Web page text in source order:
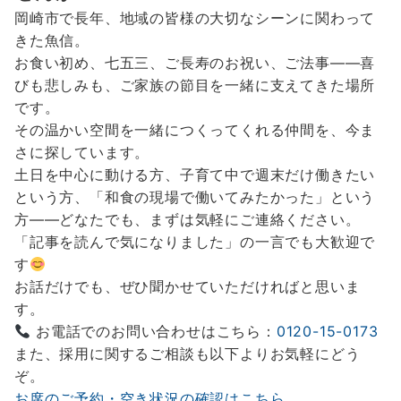
岡崎市で長年、地域の皆様の大切なシーンに関わって
きた魚信。
お食い初め、七五三、ご長寿のお祝い、ご法事——喜
びも悲しみも、ご家族の節目を一緒に支えてきた場所
です。
その温かい空間を一緒につくってくれる仲間を、今ま
さに探しています。
土日を中心に動ける方、子育て中で週末だけ働きたい
という方、「和食の現場で働いてみたかった」という
方——どなたでも、まずは気軽にご連絡ください。
「記事を読んで気になりました」の一言でも大歓迎で
す
お話だけでも、ぜひ聞かせていただければと思いま
す。
お電話でのお問い合わせはこちら： 0120-15-0173
また、採用に関するご相談も以下よりお気軽にどう
ぞ。